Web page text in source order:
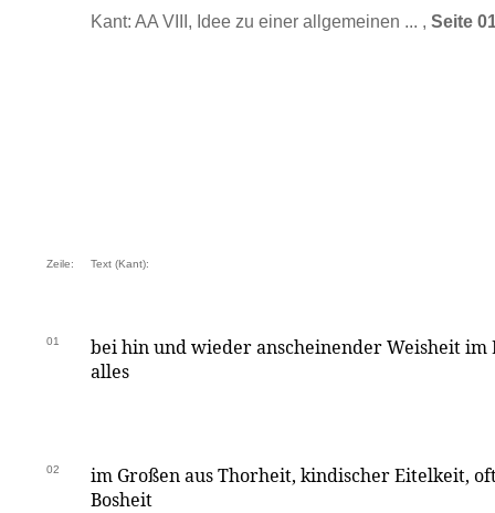
Kant: AA VIII, Idee zu einer allgemeinen ... , Seite
Zeile: Text (Kant):
01
bei hin und wieder anscheinender Weisheit im
alles
02
im Großen aus Thorheit, kindischer Eitelkeit,
Bosheit